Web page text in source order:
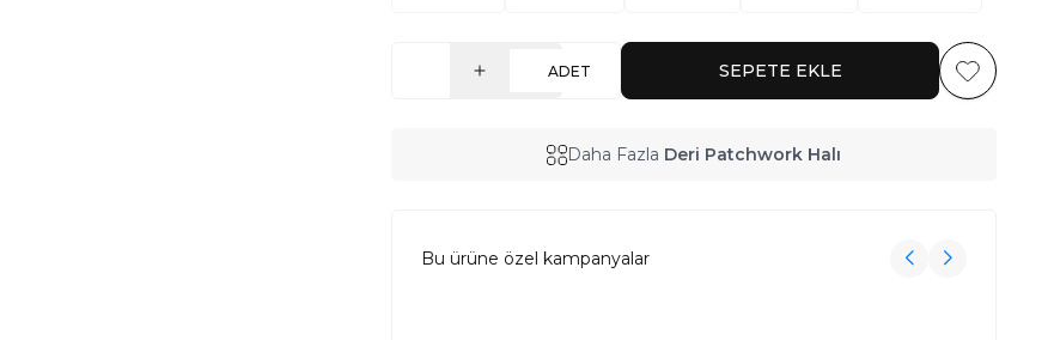
ADET SEPETE EKLE Favoriye
Daha Fazla Deri Patchwork Halı
Bu ürüne özel kampanyalar